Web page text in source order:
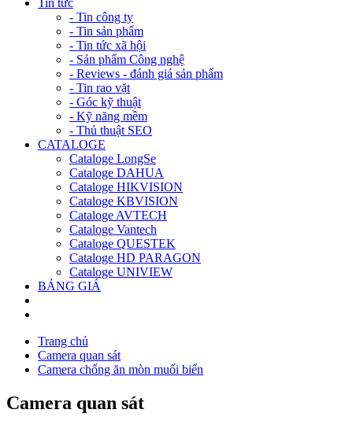
Tin tức
- Tin công ty
- Tin sản phẩm
- Tin tức xã hội
- Sản phẩm Công nghệ
- Reviews - đánh giá sản phẩm
- Tin rao vặt
- Góc kỹ thuật
- Kỹ năng mềm
- Thủ thuật SEO
CATALOGE
Cataloge LongSe
Cataloge DAHUA
Cataloge HIKVISION
Cataloge KBVISION
Cataloge AVTECH
Cataloge Vantech
Cataloge QUESTEK
Cataloge HD PARAGON
Cataloge UNIVIEW
BẢNG GIÁ
Trang chủ
Camera quan sát
Camera chống ăn mòn muối biển
Camera quan sát